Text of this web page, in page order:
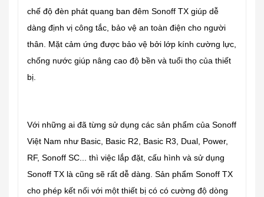
chế độ đèn phát quang ban đêm Sonoff TX giúp dễ
dàng định vị công tắc, bảo vệ an toàn điện cho người
thân. Mặt cảm ứng được bảo vệ bởi lớp kính cường lực,
chống nước giúp nâng cao độ bền và tuổi thọ của thiết
bị.
Với những ai đã từng sử dụng các sản phẩm của Sonoff
Việt Nam như Basic, Basic R2, Basic R3, Dual, Power,
RF, Sonoff SC... thì việc lắp đặt, cấu hình và sử dụng
Sonoff TX là cũng sẽ rất dễ dàng. Sản phẩm Sonoff TX
cho phép kết nối với một thiết bị có có cường độ dòng